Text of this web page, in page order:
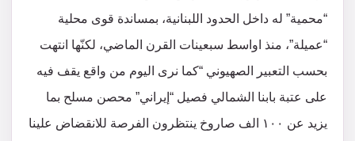
“محمية” له داخل الحدود اللبنانية، بمساندة قوى محلية
“عميلة”، منذ اواسط سبعينات القرن الماضي، لكنّها انتهت
بحسب التعبير الصهيوني “كما نرى اليوم من واقع يقف فيه
على عتبة بابنا الشمالي فصيل “إيراني” محصن مسلح بما
يزيد عن ١٠٠ الف صاروخ ينتظرون الفرصة للانقضاض علينا